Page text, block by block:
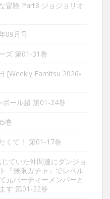
冒険 Part8 ジョジョリオ
09月号
ズ 第01-31巻
[Weekly Famitsu 2026-
ール超 第01-24巻
巻
くて！ 第01-17巻
ていた仲間達にダンジョ
『無限ガチャ』でレベル
元パーティーメンバーと
す 第01-22巻